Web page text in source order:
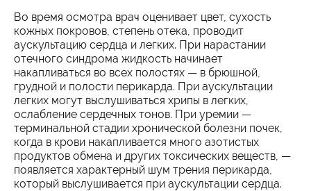
Во время осмотра врач оценивает цвет, сухость
кожных покровов, степень отека, проводит
аускультацию сердца и легких. При нарастании
отечного синдрома жидкость начинает
накапливаться во всех полостях — в брюшной,
грудной и полости перикарда. При аускультации
легких могут выслушиваться хрипы в легких,
ослабление сердечных тонов. При уремии —
терминальной стадии хронической болезни почек,
когда в крови накапливается много азотистых
продуктов обмена и других токсических веществ, —
появляется характерный шум трения перикарда,
который выслушивается при аускультации сердца.